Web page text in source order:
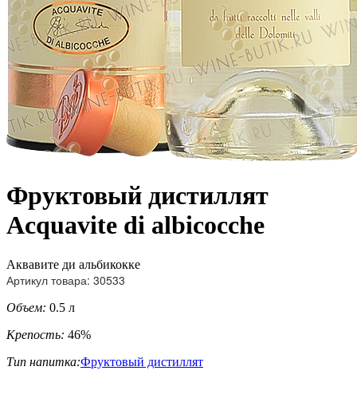
Фруктовый дистиллят
Acquavite di albicocche
Аквавите ди альбикокке
Артикул товара: 30533
Объем: 0.5 л
Крепость: 46%
Тип напитка:Фруктовый дистиллят